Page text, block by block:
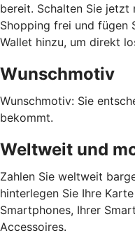
bereit. Schalten Sie jetzt
Shopping frei und fügen
Wallet hinzu, um direkt
Wunschmotiv
Wunschmotiv: Sie
bekommt.
Weltweit und
Zahlen Sie weltweit
hinterlegen Sie Ihre
Smartphones, Ihrer
Accessoires.